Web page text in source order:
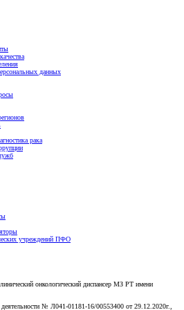
данных
рака
учреждений ПФО
онкологический диспансер МЗ РТ имени
№ Л041-01181-16/00553400 от 29.12.2020г.,